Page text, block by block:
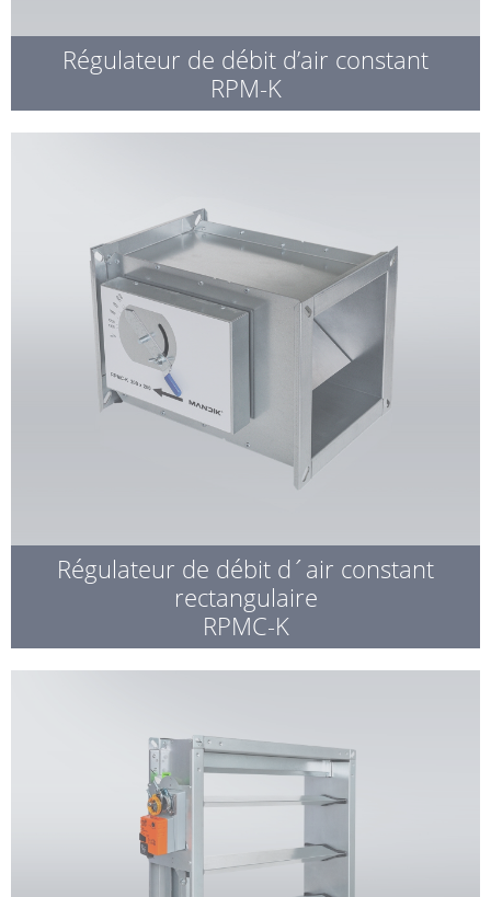
Régulateur de débit d’air constant
RPM-K
Régulateur de débit d´air constant
rectangulaire
RPMC-K